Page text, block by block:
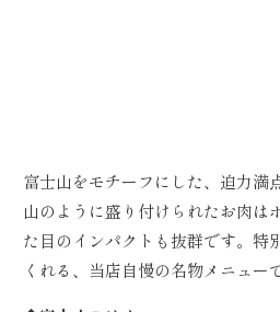
富士山をモチーフにした、迫力満
山のように盛り付けられたお肉は
た目のインパクトも抜群です。特
くれる、当店自慢の名物メニュー